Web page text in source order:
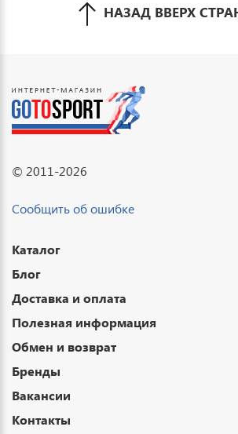
НАЗАД ВВЕРХ
© 2011-2026
Сообщить об ошибке
Каталог
Блог
Доставка и оплата
Полезная информация
Обмен и возврат
Бренды
Вакансии
Контакты